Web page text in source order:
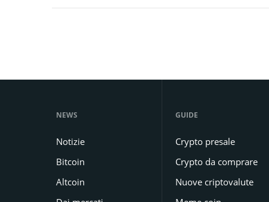
NEWS
Notizie
Bitcoin
Altcoin
GUIDE
Crypto presale
Crypto da comprare
Nuove criptovalute